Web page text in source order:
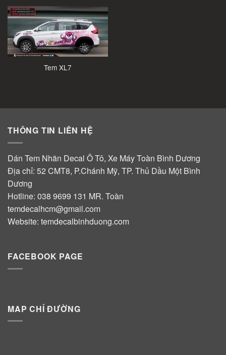
Tem XL7
THÔNG TIN LIÊN HỆ
Dán Tem Nhãn Decal Ô Tô, Xe Máy Toàn Bình Dương
Địa chỉ: 52 CMT8, P.Chánh Mỹ, TP. Thủ Dầu Một Bình
Dương
Hotline: 038 9699 131 MR. Toàn
temdecalhcm@gmail.com
Website: temdecalbinhduong.com
FACEBOOK PAGE
MAP CHỈ ĐƯỜNG